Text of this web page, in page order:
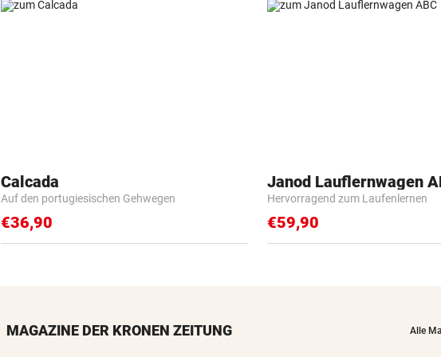
Calcada
Auf den portugiesischen Gehwegen
€36,90
Janod Lauflernwagen
Hervorragend zum Laufenlernen
€59,90
MAGAZINE DER KRONEN ZEITUNG Alle